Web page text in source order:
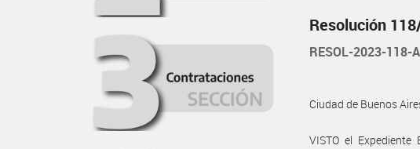
Resolución
RESOL-2023-118-
Ciudad de Buenos
VISTO el Expediente